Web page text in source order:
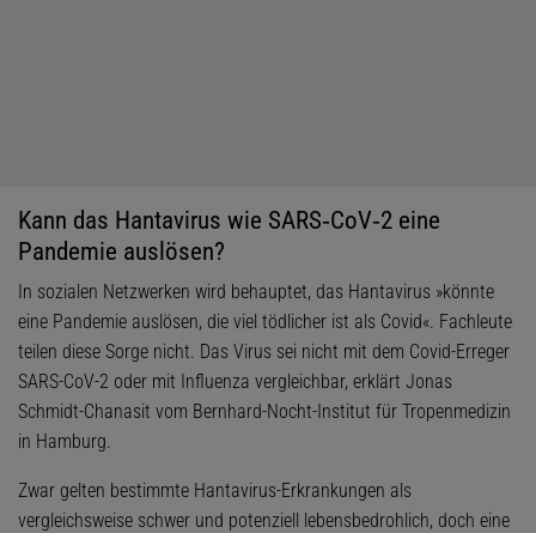
Kann das Hantavirus wie SARS‑CoV‑2 eine
Pandemie auslösen?
In sozialen Netzwerken wird behauptet, das Hantavirus »könnte
eine Pandemie auslösen, die viel tödlicher ist als Covid«. Fachleute
teilen diese Sorge nicht. Das Virus sei nicht mit dem Covid-Erreger
SARS-CoV-2 oder mit Influenza vergleichbar, erklärt Jonas
Schmidt-Chanasit vom Bernhard-Nocht-Institut für Tropenmedizin
in Hamburg.
Zwar gelten bestimmte Hantavirus-Erkrankungen als
vergleichsweise schwer und potenziell lebensbedrohlich, doch eine